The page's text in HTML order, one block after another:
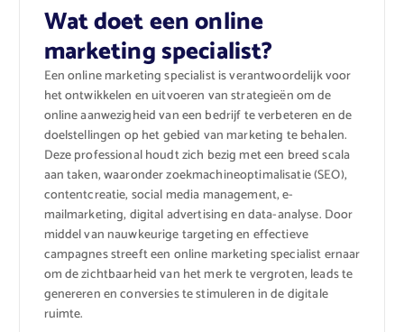
Wat doet een online
marketing specialist?
Een online marketing specialist is verantwoordelijk voor
het ontwikkelen en uitvoeren van strategieën om de
online aanwezigheid van een bedrijf te verbeteren en de
doelstellingen op het gebied van marketing te behalen.
Deze professional houdt zich bezig met een breed scala
aan taken, waaronder zoekmachineoptimalisatie (SEO),
contentcreatie, social media management, e-
mailmarketing, digital advertising en data-analyse. Door
middel van nauwkeurige targeting en effectieve
campagnes streeft een online marketing specialist ernaar
om de zichtbaarheid van het merk te vergroten, leads te
genereren en conversies te stimuleren in de digitale
ruimte.